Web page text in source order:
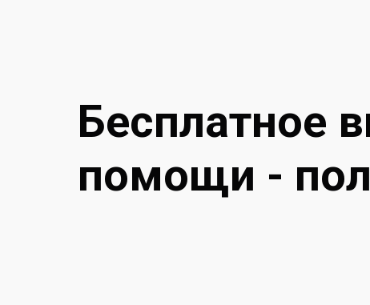
Бесплатное
помощи -